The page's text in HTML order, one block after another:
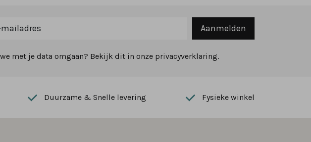
Aanmelden
met je data omgaan? Bekijk dit in onze privacyverklaring.
Duurzame & Snelle levering Fysieke winkel